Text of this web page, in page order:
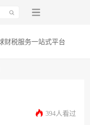
财税服务一站式平台
394人看过